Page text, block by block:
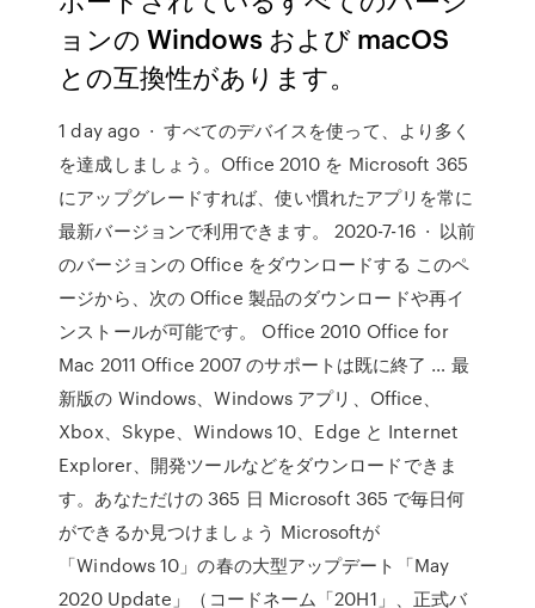
ョンの Windows および macOS
との互換性があります。
1 day ago · すべてのデバイスを使って、より多く
を達成しましょう。Office 2010 を Microsoft 365
にアップグレードすれば、使い慣れたアプリを常に
最新バージョンで利用できます。 2020-7-16 · 以前
のバージョンの Office をダウンロードする このペ
ージから、次の Office 製品のダウンロードや再イ
ンストールが可能です。 Office 2010 Office for
Mac 2011 Office 2007 のサポートは既に終了 … 最
新版の Windows、Windows アプリ、Office、
Xbox、Skype、Windows 10、Edge と Internet
Explorer、開発ツールなどをダウンロードできま
す。あなただけの 365 日 Microsoft 365 で毎日何
ができるか見つけましょう Microsoftが
「Windows 10」の春の大型アップデート「May
2020 Update」（コードネーム「20H1」、正式バ